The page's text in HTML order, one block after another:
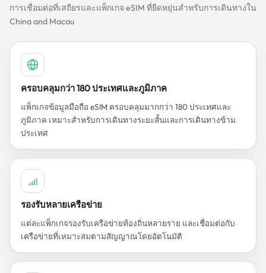
การเชื่อมต่อที่เสถียรและแพ็กเกจ eSIM ที่ยืดหยุ่นสำหรับการเดินทางใน
China and Macau
ครอบคลุมกว่า 180 ประเทศและภูมิภาค
แพ็กเกจข้อมูลมือถือ eSIM ครอบคลุมมากกว่า 180 ประเทศและ
ภูมิภาค เหมาะสำหรับการเดินทางระยะสั้นและการเดินทางข้าม
ประเทศ
รองรับหลายเครือข่าย
แต่ละแพ็กเกจรองรับเครือข่ายท้องถิ่นหลายราย และเชื่อมต่อกับ
เครือข่ายที่เหมาะสมตามสัญญาณโดยอัตโนมัติ